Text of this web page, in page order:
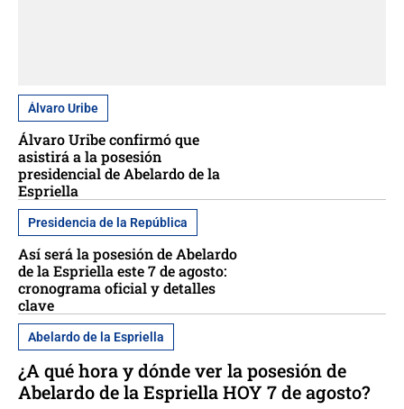
Álvaro Uribe
Álvaro Uribe confirmó que
asistirá a la posesión
presidencial de Abelardo de la
Espriella
Presidencia de la República
Así será la posesión de Abelardo
de la Espriella este 7 de agosto:
cronograma oficial y detalles
clave
Abelardo de la Espriella
¿A qué hora y dónde ver la posesión de
Abelardo de la Espriella HOY 7 de agosto?